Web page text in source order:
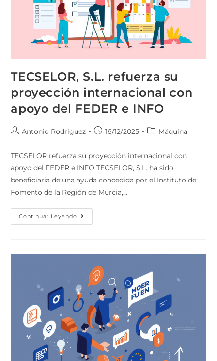
TECSELOR, S.L. refuerza su
proyección internacional con
apoyo del FEDER e INFO
Antonio Rodriguez 16/12/2025 Máquina
TECSELOR refuerza su proyección internacional con
apoyo del FEDER e INFO TECSELOR, S.L. ha sido
beneficiaria de una ayuda concedida por el Instituto de
Fomento de la Región de Murcia,…
Continuar Leyendo